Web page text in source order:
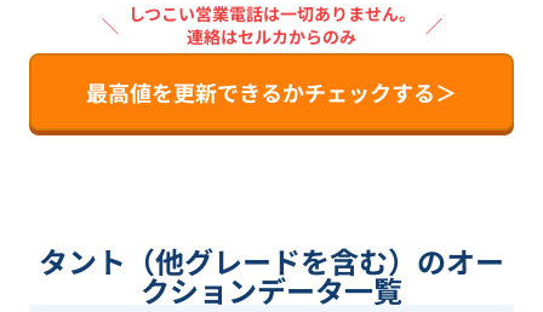
＼ しつこい営業電話は一切ありません。
連絡はセルカからのみ
／
最高値を更新できるかチェックする＞
タント（他グレードを含む）のオー
クションデータ一覧